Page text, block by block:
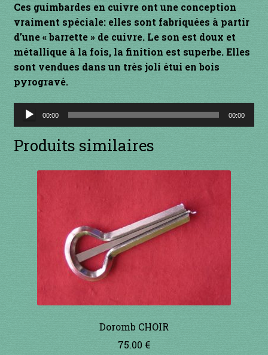
Panier
par prix
11 à 20€
Ces guimbardes en cuivre ont une conception
vraiment spéciale: elles sont fabriquées à partir
d’une « barrette » de cuivre. Le son est doux et
métallique à la fois, la finition est superbe. Elles
sont vendues dans un très joli étui en bois
pyrogravé.
Lecteur
audio
00:00 00:00
Produits similaires
Doromb CHOIR
75.00 €